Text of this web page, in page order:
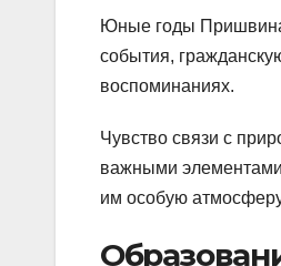
Юные годы
события,
воспоминаниях.
Чувство связи с
важными
им особую